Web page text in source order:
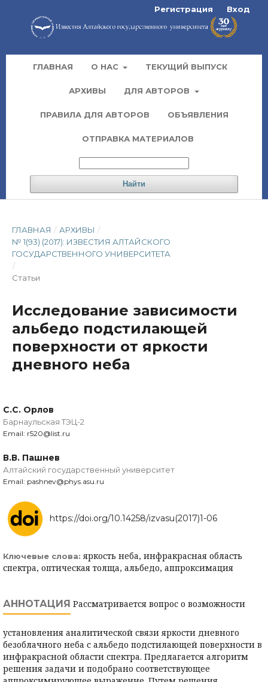
ГЛАВНАЯ О НАС ТЕКУЩИЙ ВЫПУСК
АРХИВЫ ДЛЯ АВТОРОВ
ПРАВИЛА ДЛЯ АВТОРОВ ОБЪЯВЛЕНИЯ
ОТПРАВКА МАТЕРИАЛОВ
Найти
Регистрация Вход
ГЛАВНАЯ / АРХИВЫ /
№ 1(93) (2017): ИЗВЕСТИЯ АЛТАЙСКОГО
ГОСУДАРСТВЕННОГО УНИВЕРСИТЕТА
/
Статьи
Исследование зависимости
альбедо подстилающей
поверхности от яркости
дневного неба
С.С. Орлов
Барнаульская ТЭЦ-2
Email: r520@list.ru
В.В. Пашнев
Алтайский государственный университет
Email: pashnev@phys.asu.ru
https://doi.org/10.14258/izvasu(2017)1-06
Ключевые слова: яркость неба, инфракрасная область
спектра, оптическая толща, альбедо, аппроксимация
АННОТАЦИЯ Рассматривается вопрос о возможности
установления аналитической связи яркости дневного
безоблачного неба с альбедо подстилающей поверхности в
инфракрасной области спектра. Предлагается алгоритм
решения задачи и подобрано соответствующее